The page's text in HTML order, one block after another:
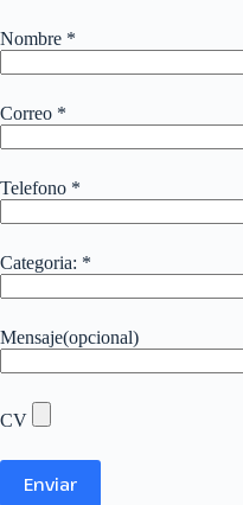
Nombre *
Correo *
Telefono *
Categoria: *
Mensaje(opcional)
CV